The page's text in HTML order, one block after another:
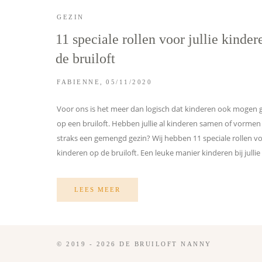
GEZIN
11 speciale rollen voor jullie
de bruiloft
FABIENNE 05/11/2020
Voor ons is het meer dan logisch dat kinderen ook mogen
op een bruiloft. Hebben jullie al kinderen samen of
straks een gemengd gezin? Wij hebben 11 speciale rollen
kinderen op de bruiloft. Een leuke manier kinderen bij
LEES MEER
© 2019 - 2026 DE BRUILOFT NANNY